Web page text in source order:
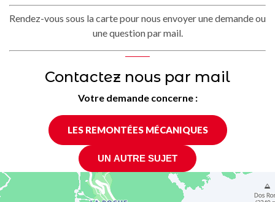
Rendez-vous sous la carte pour nous envoyer une demande ou
une question par mail.
Contactez nous par mail
Votre demande concerne :
LES REMONTÉES MÉCANIQUES
UN AUTRE SUJET